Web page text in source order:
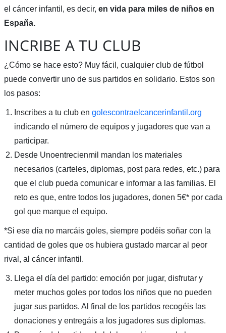
el cáncer infantil, es decir, en vida para miles de niños en
España.
INCRIBE A TU CLUB
¿Cómo se hace esto? Muy fácil, cualquier club de fútbol
puede convertir uno de sus partidos en solidario. Estos son
los pasos:
Inscribes a tu club en golescontraelcancerinfantil.org
indicando el número de equipos y jugadores que van a
participar.
Desde Unoentrecienmil mandan los materiales
necesarios (carteles, diplomas, post para redes, etc.) para
que el club pueda comunicar e informar a las familias. El
reto es que, entre todos los jugadores, donen 5€* por cada
gol que marque el equipo.
*Si ese día no marcáis goles, siempre podéis soñar con la
cantidad de goles que os hubiera gustado marcar al peor
rival, al cáncer infantil.
Llega el día del partido: emoción por jugar, disfrutar y
meter muchos goles por todos los niños que no pueden
jugar sus partidos. Al final de los partidos recogéis las
donaciones y entregáis a los jugadores sus diplomas.